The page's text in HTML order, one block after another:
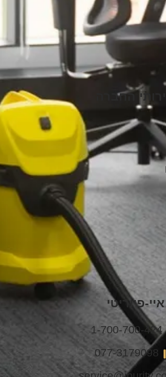
החברה
איי-פיוריטי
1-700-700-424
077-3179098